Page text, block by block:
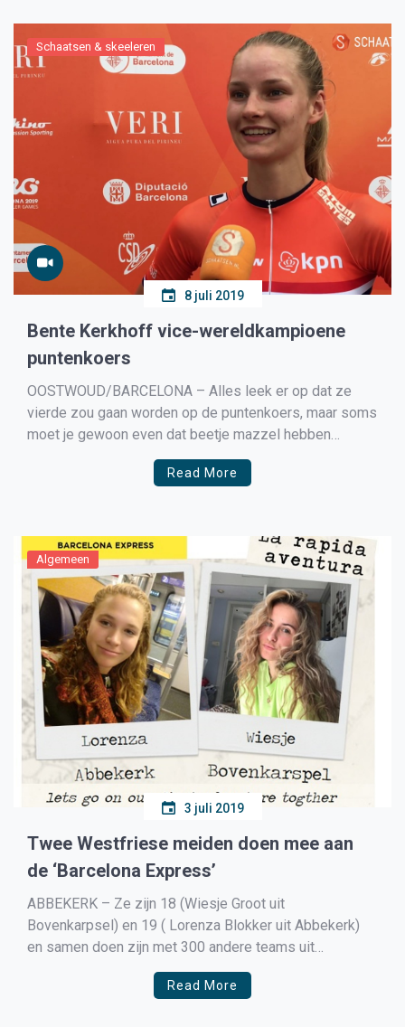
Schaatsen & skeeleren
8 juli 2019
Bente Kerkhoff vice-wereldkampioene
puntenkoers
OOSTWOUD/BARCELONA – Alles leek er op dat ze
vierde zou gaan worden op de puntenkoers, maar soms
moet je gewoon even dat beetje mazzel hebben
waardoor je toch nog als tweede over de finish komt.
Direct aan de start van de 50 ronden durende
Read More
Algemeen
3 juli 2019
Twee Westfriese meiden doen mee aan
de ‘Barcelona Express’
ABBEKERK – Ze zijn 18 (Wiesje Groot uit
Bovenkarpsel) en 19 ( Lorenza Blokker uit Abbekerk)
en samen doen zijn met 300 andere teams uit
Nederland, België en Frankrijk mee aan de uitdaging, de
Read More